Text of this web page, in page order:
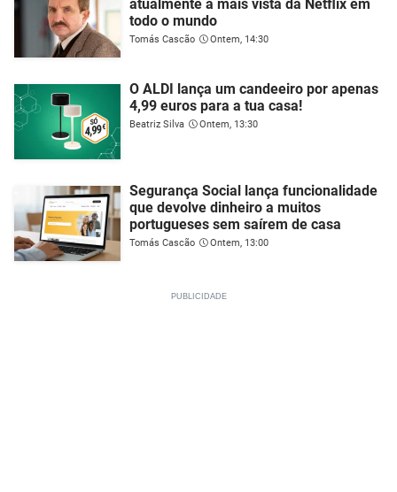
atualmente a mais vista da Netflix em
todo o mundo
Tomás Cascão Ontem, 14:30
O ALDI lança um candeeiro por apenas
4,99 euros para a tua casa!
Beatriz Silva Ontem, 13:30
Segurança Social lança funcionalidade
que devolve dinheiro a muitos
portugueses sem saírem de casa
Tomás Cascão Ontem, 13:00